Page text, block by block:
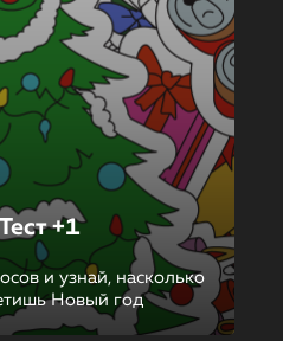
+1
и узнай, насколько
Новый год